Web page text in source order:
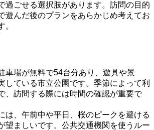
過ごせる選択肢があります。訪問の目的
遊んだ後のプランをあらかじめ考えてお
。
車場が無料で54台分あり、遊具や景
している市立公園です。季節によって利
、訪問する際には時間の確認が重要で
は、午前中や平日、桜のピークを避ける
望ましいです。公共交通機関を使うルー